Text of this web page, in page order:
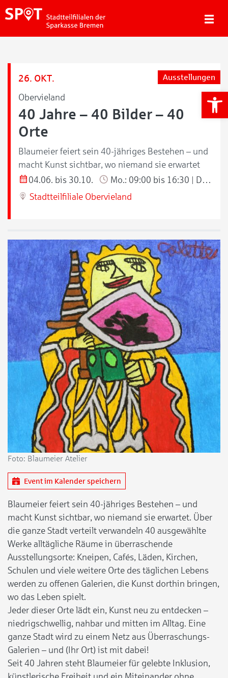
26. OKT.
Obervieland
Ausstellungen
40 Jahre – 40 Bilder – 40
Orte
Blaumeier feiert sein 40-jähriges Bestehen – und
macht Kunst sichtbar, wo niemand sie erwartet
04.06. bis 30.10.
Mo.: 09:00 bis 16:30 | Di./Do.: 09:00 bis 18:00 | Mi./Fr.: 09:00 bis 13:00 Uhr
Stadtteilfiliale Obervieland
Foto: Blaumeier Atelier
Event im Kalender speichern
Blaumeier feiert sein 40-jähriges Bestehen – und
macht Kunst sichtbar, wo niemand sie erwartet. Über
die ganze Stadt verteilt verwandeln 40 ausgewählte
Werke alltägliche Räume in überraschende
Ausstellungsorte: Kneipen, Cafés, Läden, Kirchen,
Schulen und viele weitere Orte des täglichen Lebens
werden zu offenen Galerien, die Kunst dorthin bringen,
wo das Leben spielt.
Jeder dieser Orte lädt ein, Kunst neu zu entdecken –
niedrigschwellig, nahbar und mitten im Alltag. Eine
ganze Stadt wird zu einem Netz aus Überraschungs-
Galerien – und (Ihr Ort) ist mit dabei!
Seit 40 Jahren steht Blaumeier für gelebte Inklusion,